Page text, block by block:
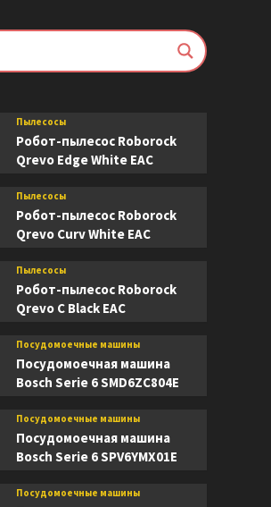
Roborock Saros Z70
Пылесосы
Робот-пылесос Roborock
Qrevo Edge White EAC
Пылесосы
Робот-пылесос Roborock
Qrevo Curv White EAC
Пылесосы
Робот-пылесос Roborock
Qrevo C Black EAC
Посудомоечные машины
Посудомоечная машина
Bosch Serie 6 SMD6ZC804E
Посудомоечные машины
Посудомоечная машина
Bosch Serie 6 SPV6YMX01E
Посудомоечные машины